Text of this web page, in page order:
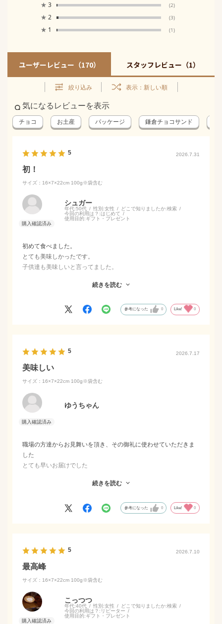
★ 3 (2)
★ 2 (3)
★ 1 (1)
ユーザーレビュー （170） スタッフレビュー （1）
絞り込み 表示：新しい順
気になるレビューを表示
チョコ お土産 パッケージ 鎌倉チョコサンド
5 2026.7.31
初！
サイズ：16×7×22cm 100g※袋含む
シュガー
年代:50代 性別:女性 どこで知りましたか:検索
今回の利用は？:はじめて
使用目的:ギフト・プレゼント
初めて食べました。
とても美味しかったです。
子供達も美味しいと言ってました。
個包装なので、ちょっとしたお土産としても
続きを読む
参考になった 0 Like! 0
5 2026.7.17
美味しい
サイズ：16×7×22cm 100g※袋含む
ゆうちゃん
職場の方達からお見舞いを頂き、その御礼に使わせていただきま
した
とても早いお届けでした
ありがとうございました
続きを読む
参考になった 0 Like! 0
5 2026.7.10
最高峰
サイズ：16×7×22cm 100g※袋含む
こっつつ
年代:40代 性別:女性 どこで知りましたか:検索
今回の利用は？: リピーター
使用目的:ギフト・プレゼント